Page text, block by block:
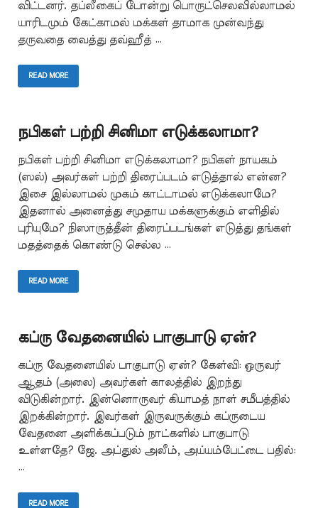
விட்டனர். தப்லீகைப் போன்று பொருட்செலவில்லாமல்
யாரிடமும் கேட்காமல் மக்கள் தாமாக முன்வந்து
தருவதை வைத்து தவ்ஹீத் …
READ MORE
நபிகள் பற்றி சினிமா எடுக்கலாமா?
நபிகள் பற்றி சினிமா எடுக்கலாமா? நபிகள் நாயகம்
(ஸல்) அவர்கள் பற்றி திரைப்படம் எடுத்தால் என்ன?
இசை இல்லாமல் முகம் காட்டாமல் எடுக்கலாமே?
இதனால் அனைத்து சமுதாய மக்களுக்கும் எளிதில்
புரியுமே? நிஸாருத்தீன் திரைப்படங்கள் எடுத்து தங்கள்
மதத்தைக் கொண்டு செல்ல …
READ MORE
கப்ரு வேதனையில் பாகுபாடு ஏன்?
கப்ரு வேதனையில் பாகுபாடு ஏன்? கேள்வி: ஒருவர்
ஆதம் (அலை) அவர்கள் காலத்தில் இறந்து
விடுகின்றார். இன்னொருவர் கியாமத் நாள் சமீபத்தில்
இறக்கின்றார். இவர்கள் இருவருக்கும் கப்ருடைய
வேதனை அளிக்கப்படும் நாட்களில் பாகுபாடு
உள்ளதே? ஜே. அப்துல் அலீம், அய்யம்பேட்டை பதில்:
…
READ MORE